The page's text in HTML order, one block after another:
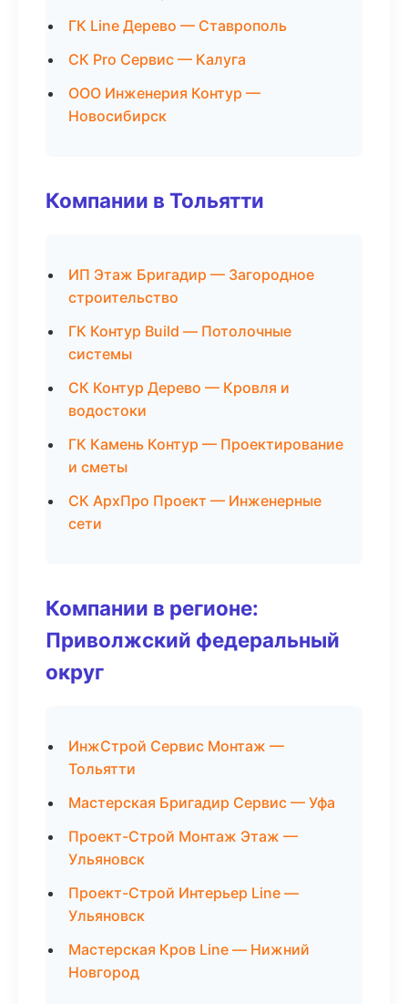
ГК Line Дерево — Ставрополь
СК Pro Сервис — Калуга
ООО Инженерия Контур —
Новосибирск
Компании в Тольятти
ИП Этаж Бригадир — Загородное
строительство
ГК Контур Build — Потолочные
системы
СК Контур Дерево — Кровля и
водостоки
ГК Камень Контур — Проектирование
и сметы
СК АрхПро Проект — Инженерные
сети
Компании в регионе:
Приволжский федеральный
округ
ИнжСтрой Сервис Монтаж —
Тольятти
Мастерская Бригадир Сервис — Уфа
Проект-Строй Монтаж Этаж —
Ульяновск
Проект-Строй Интерьер Line —
Ульяновск
Мастерская Кров Line — Нижний
Новгород